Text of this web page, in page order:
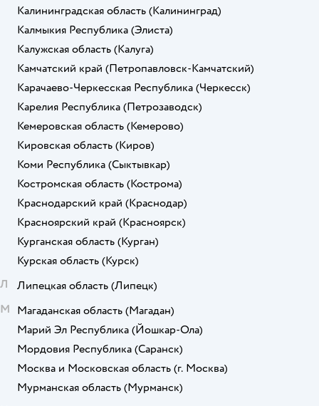
Калининградская область (Калининград)
Калмыкия Республика (Элиста)
Калужская область (Калуга)
Камчатский край (Петропавловск-Камчатский)
Карачаево-Черкесская Республика (Черкесск)
Карелия Республика (Петрозаводск)
Кемеровская область (Кемерово)
Кировская область (Киров)
Коми Республика (Сыктывкар)
Костромская область (Кострома)
Краснодарский край (Краснодар)
Красноярский край (Красноярск)
Курганская область (Курган)
Курская область (Курск)
Л
Липецкая область (Липецк)
М Магаданская область (Магадан)
Марий Эл Республика (Йошкар-Ола)
Мордовия Республика (Саранск)
Москва и Московская область (г. Москва)
Мурманская область (Мурманск)